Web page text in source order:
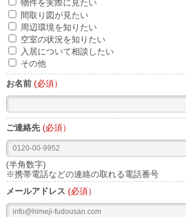
物件を実際に見たい
間取り図が見たい
周辺環境を知りたい
空室の状況を知りたい
入居について相談したい
その他
お名前 (必須）
ご連絡先 (必須）
(半角数字)
※携帯電話などの連絡の取れる電話番号
メールアドレス (必須）